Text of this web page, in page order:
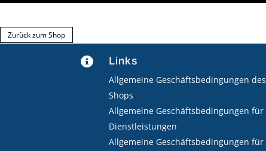
Zurück zum Shop
 Links
Allgemeine Geschäftsbedingungen des
Shops
Allgemeine Geschäftsbedingungen für
Dienstleistungen
Allgemeine Geschäftsbedingungen für